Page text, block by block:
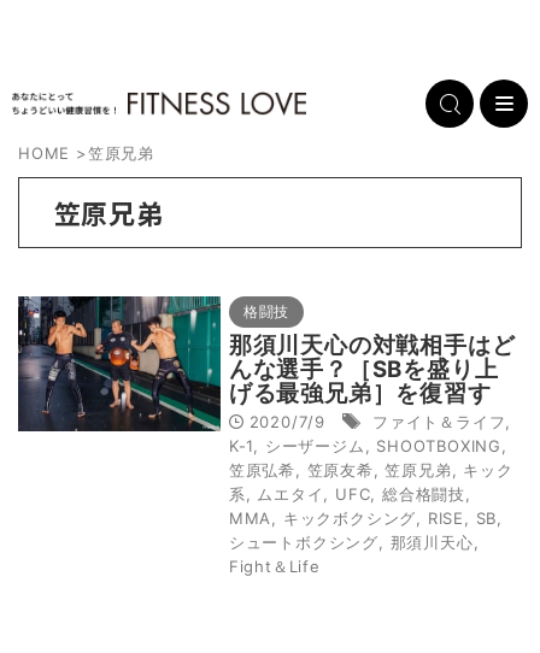
HOME >笠原兄弟
笠原兄弟
格闘技
那須川天心の対戦相手はど
んな選手？［SBを盛り上
げる最強兄弟］を復習す
る！2020/7/9 ファイト＆ライフ
K-1
シーザージム SHOOTBOXING
笠原弘希
笠原友希 ,笠原兄弟
キック
系
ムエタイ UFC 総合格闘技
MMA
キックボクシング RISE SB
シュートボクシング
那須川天心
Fight＆Life